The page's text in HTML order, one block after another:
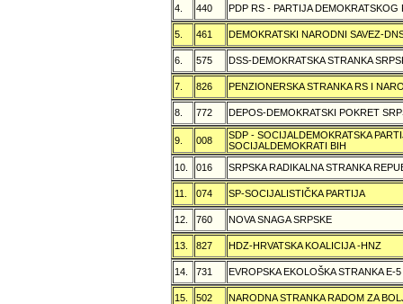
4. 440 PDP RS - PARTIJA
5. 461 DEMOKRATSKI NARODNI SAVEZ-
6. 575 DSS-DEMOKRATSKA STRANKA
7. 826 PENZIONERSKA STRANKA RS I
8. 772 DEPOS-DEMOKRATSKI POKRET
9. 008
SDP - SOCIJALDEMOKRATSKA
SOCIJALDEMOKRATI BIH
10.
016 SRPSKA RADIKALNA STRANKA
11. 074 SP-SOCIJALISTIČKA PARTIJA
12. 760 NOVA SNAGA SRPSKE
13. 827 HDZ-HRVATSKA KOALICIJA -HNZ
14. 731 EVROPSKA EKOLOŠKA STRANKA E-5
15. 502 NARODNA STRANKA RADOM ZA